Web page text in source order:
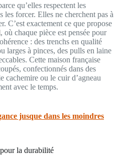
qu’elles respectent les
forcer. Elles ne cherchent pas à
C’est exactement ce que propose
, où chaque pièce est pensée pour
: des trenchs en qualité
larges à pinces, des pulls en laine
Cette maison française
confectionnés dans des
cachemire ou le cuir d’agneau
avec le temps.
jusque dans les moindres
la durabilité